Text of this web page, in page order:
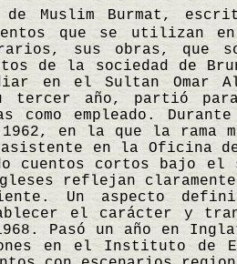
de Muslim Burmat,
que se utilizan
sus obras, que
de la sociedad de
en el Sultan Omar
tercer año, partió
como empleado.
1962, en la que la
en la Oficina
cuentos cortos bajo el
reflejan
Un aspecto
el carácter y
1968. Pasó un año en
en el Instituto de